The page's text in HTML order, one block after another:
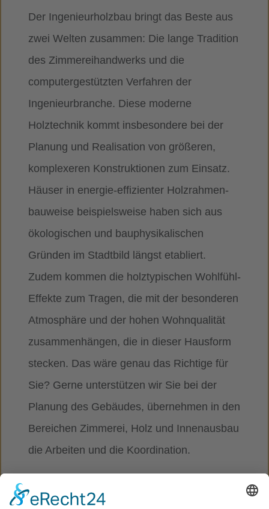
Der Ingenieurholzbau bringt das Beste aus
zwei Welten zusammen: Die lange Tradition
des Zimmereihandwerks und die
computergestützten Verfahren der
Ingenieurbranche. Diese moderne
Holztechnik kommt insbesondere bei der
Planung und Realisation von größeren,
komplexeren Konstruktionen zum Einsatz.
Häuser in energie-effizienter Holzrahmen-
bauweise beispielsweise haben sich aus
ökologischen und bauphysikalischen
Gründen im Stadtbild längst etabliert.
Zudem kommen die holztypischen Wohlfühl-
Effekte zum Tragen, die mit der besonderen
Atmosphäre und der hohen Wohnqualität
zusammenhängen, die in dieser Hausform
stecken. Das wäre genau das Richtige für
Sie? Gerne unterstützen wir Sie bei der
Planung des Gebäudes, übernehmen in den
Bereichen Zimmerei, Holz und Innenausbau
die Arbeiten und die Koordination.